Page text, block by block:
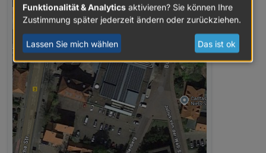
Ich möchte auch beim ersten Treffen keine
Präsentation oder Vorträge machen oder sehen, ich
möchte, dass wir uns kennenlernen und einfach
erstmal uns nett austauschen.
Funktionalität & Analytics aktivieren? Sie können Ihre
Zustimmung später jederzeit ändern oder zurückziehen.
Lassen Sie mich wählen Das ist ok